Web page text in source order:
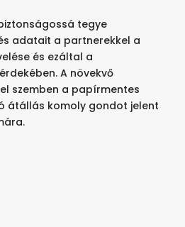
tegye
adatait a partnerekkel a
és ezáltal a
A növekvő
szemben a papírmentes
átállás komoly gondot jelent